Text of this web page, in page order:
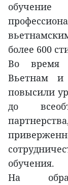
более 600
Во время
Вьетнам и
повысили
до
обучения.
На